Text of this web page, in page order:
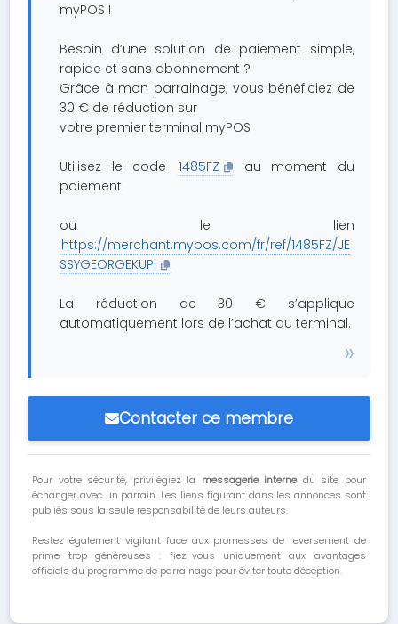
myPOS !
Besoin d’une solution de paiement simple,
rapide et sans abonnement ?
Grâce à mon parrainage, vous bénéficiez de
30 € de réduction sur
votre premier terminal myPOS
Utilisez le code 1485FZ
au moment du
paiement
ou le lien
https://merchant.mypos.com/fr/ref/1485FZ/JE
SSYGEORGEKUPI
La réduction de 30 € s’applique
automatiquement lors de l’achat du terminal.
Contacter ce membre
Pour votre sécurité, privilégiez la messagerie internedu site pour
échanger avec un parrain. Les liens figurant dans les annonces sont
publiés sous la seule responsabilité de leurs auteurs.
Restez également vigilant face aux promesses de reversement de
prime trop généreuses : fiez-vous uniquement aux avantages
officiels du programme de parrainage pour éviter toute déception.